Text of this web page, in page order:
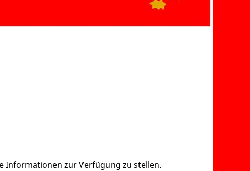
Informationen zur Verfügung zu stellen.